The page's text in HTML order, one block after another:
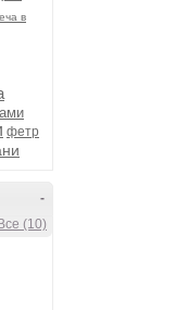
в
фетр
-
Все (10)